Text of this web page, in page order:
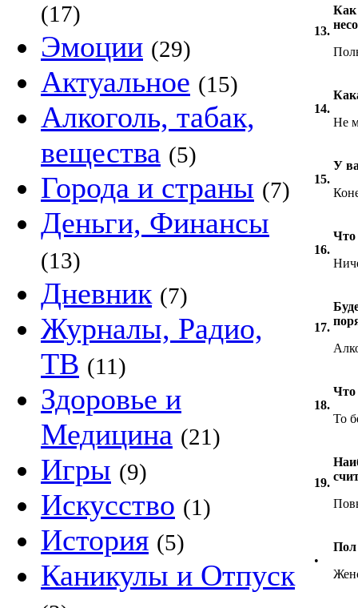
(17)
Эмоции (29)
Актуальное (15)
Алкоголь, табак,
вещества (5)
Города и страны (7)
Деньги, Финансы
(13)
Дневник (7)
Журналы, Радио,
ТВ (11)
Здоровье и
Медицина (21)
Игры (9)
Искусство (1)
История (5)
Каникулы и Отпуск
13.
Как
14.
Не
15.
У
16.
Что
17.
18.
Что
То
19.
•
Пол